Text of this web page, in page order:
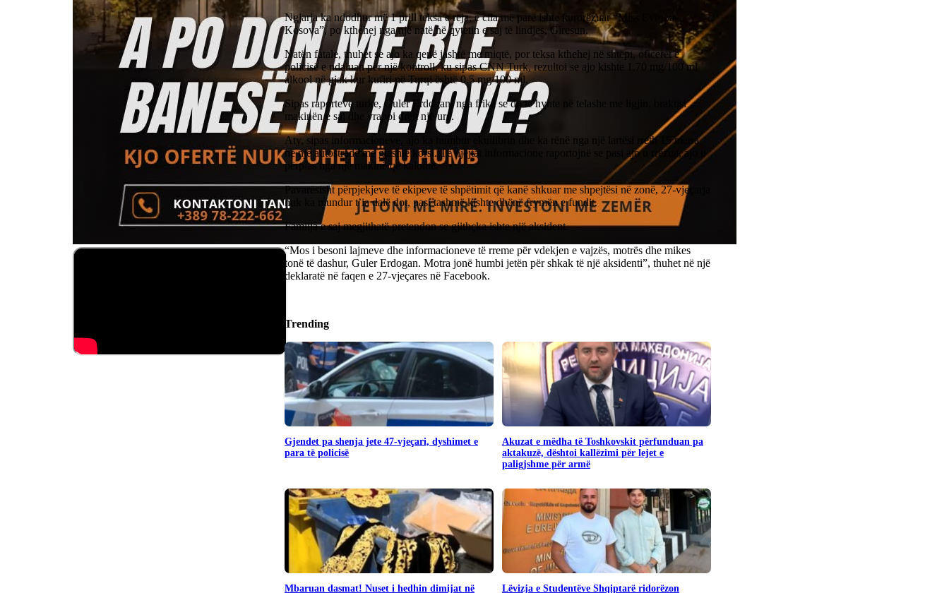
Ngjarja ka ndodhur më 1 prill teksa e reja, e cila më parë ishte kurorëzuar “Miss Evropa-
Kosova”, po kthehej nga një natë në qytetin e saj të lindjes, Giresun.
Natën fatale, thuhet se ajo ka qenë jashtë me miqtë, por teksa kthehej në shtëpi, oficerët e
policisë e ndaluan për një kontroll, ku sipas CNN Turk, rezultoi se ajo kishte 1.70 mg/100 ml
alkool në gjak kur kufiri në Turqi është 0.5 mg/100 ml.
Sipas raporteve turke, Guler Erdogan, nga frika se do të hynte në telashe me ligjin, braktisi
makinën e saj dhe vrapoi drejt një ure.
Aty, sipas informacioneve, ajo ka humbur ekuilibrin dhe ka rënë nga një lartësi rreth 15 metra
në një autostradë me gjashtë korsi. Të njëjtat informacione raportojnë se pasi ajo u rrëzua, ajo u
përplas nga një makinë që kalonte.
Pavarësisht përpjekjeve të ekipeve të shpëtimit që kanë shkuar me shpejtësi në zonë, 27-vjeçarja
nuk ka mundur t’ia dalë dot, pasi tashmë kishte dhënë frymën e fundit.
Familja e saj megjithatë pretendon se gjithçka ishte një aksident.
“Mos i besoni lajmeve dhe informacioneve të rreme për vdekjen e vajzës, motrës dhe mikes
tonë të dashur, Guler Erdogan. Motra jonë humbi jetën për shkak të një aksidenti”, thuhet në një
deklaratë në faqen e 27-vjeçares në Facebook.
Trending
Gjendet pa shenja jete 47-vjeçari, dyshimet e
para të policisë
Akuzat e mëdha të Toshkovskit përfunduan pa
aktakuzë, dështoi kallëzimi për lejet e
paligjshme për armë
Mbaruan dasmat! Nuset i hedhin dimijat në Lëvizja e Studentëve Shqiptarë ridorëzon